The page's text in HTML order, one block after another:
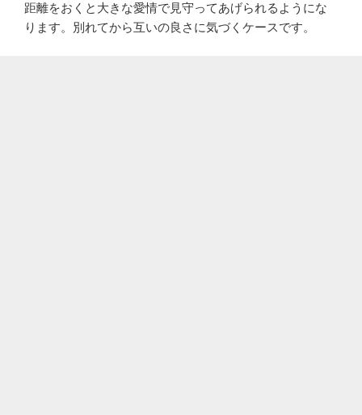
距離をおくと大きな愛情で見守ってあげられるようにな
ります。別れてから互いの良さに気づくケースです。